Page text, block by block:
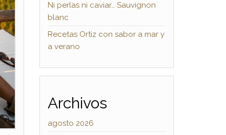
Ni perlas ni caviar… Sauvignon
blanc
Recetas Ortiz con sabor a mar y
a verano
Archivos
agosto 2026